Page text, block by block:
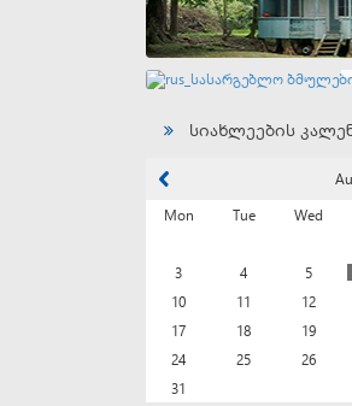
სიახლეების
Mon
Tue Wed
3
4 5
10
11 12
17
18 19
24
25 26
31